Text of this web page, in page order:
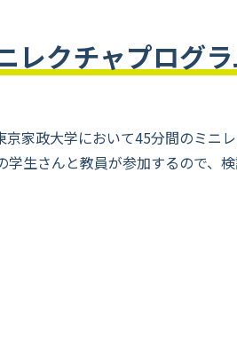
レクチャプログ
家政大学において45分間のミニ
生さんと教員が参加するので、